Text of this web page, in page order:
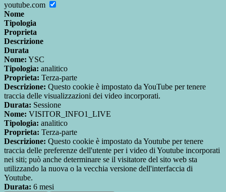
youtube.com
Nome
Tipologia
Proprieta
Descrizione
Durata
Nome: YSC
Tipologia: analitico
Proprieta: Terza-parte
Descrizione: Questo cookie è impostato da YouTube per tenere
traccia delle visualizzazioni dei video incorporati.
Durata: Sessione
Nome: VISITOR_INFO1_LIVE
Tipologia: analitico
Proprieta: Terza-parte
Descrizione: Questo cookie è impostato da Youtube per tenere
traccia delle preferenze dell'utente per i video di Youtube incorporati
nei siti; può anche determinare se il visitatore del sito web sta
utilizzando la nuova o la vecchia versione dell'interfaccia di
Youtube.
Durata: 6 mesi